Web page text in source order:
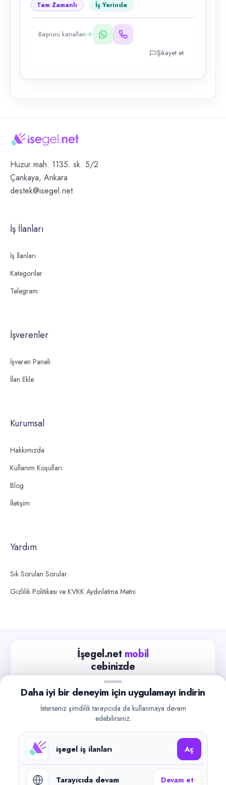
Tam Zamanlı İş Yerinde
Başvuru kanalları
Şikayet et
Huzur mah. 1135. sk. 5/2
Çankaya, Ankara
destek@isegel.net
İş İlanları
İş İlanları
Kategoriler
Telegram
İşverenler
İşveren Paneli
İlan Ekle
Kurumsal
Hakkımızda
Kullanım Koşulları
Blog
İletişim
Yardım
Sık Sorulan Sorular
Gizlilik Politikası ve KVKK Aydınlatma Metni
İşegel.net mobil
cebinizde
Güncel iş ilanlarını takip edin, işverenlerle hızlıca
iletişime geçin.
Google Play
©2026işegel.net. Tüm hakları saklıdır.
Daha iyi bir deneyim için uygulamayı indirin
İsterseniz şimdilik tarayıcıda da kullanmaya devam
edebilirsiniz.
işegel iş ilanları Aç
Tarayıcıda devam Devam et